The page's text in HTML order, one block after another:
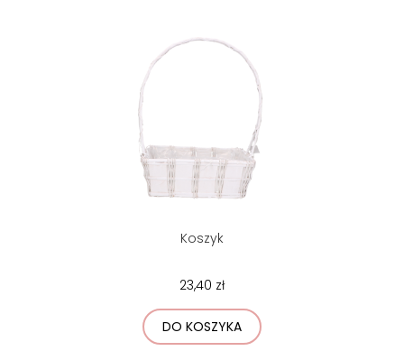
Koszyk
23,40 zł
DO KOSZYKA